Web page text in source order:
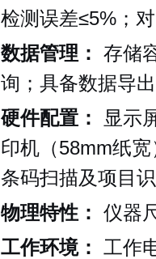
检测误差≤5%；
数据管理：
存储
询；具备数据导
硬件配置：
显示
印机（58mm纸
条码扫描及项目
物理特性：
仪器
工作环境：
工作